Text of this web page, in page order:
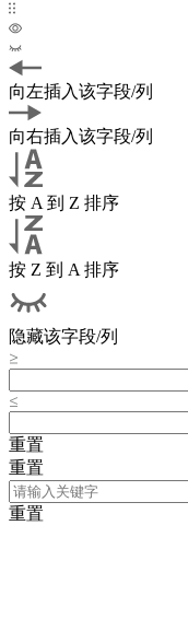
向左插入该字段/列
向右插入该字段/列
按 A 到 Z 排序
按 Z 到 A 排序
隐藏该字段/列
重置
重置
重置